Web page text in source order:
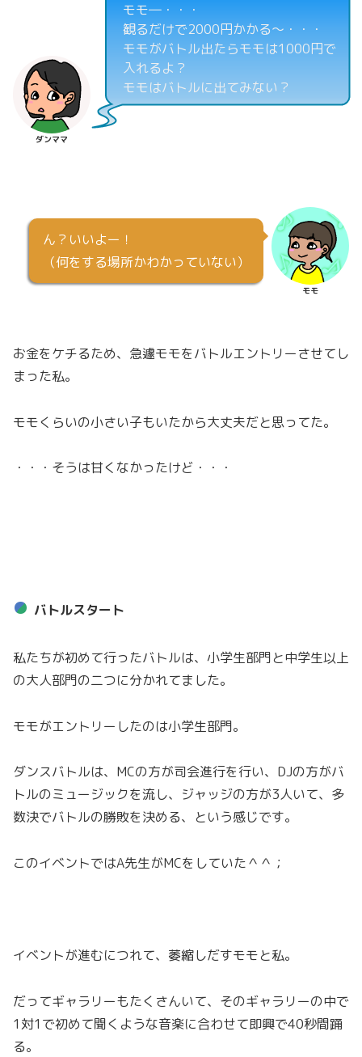
ダンママ
モモ―・・・
観るだけで2000円かかる～・・・
モモがバトル出たらモモは1000円で
入れるよ？
モモはバトルに出てみない？
ん？いいよー！
（何をする場所かわかっていない）
モモ
お金をケチるため、急遽モモをバトルエントリーさせてし
まった私。
モモくらいの小さい子もいたから大丈夫だと思ってた。
・・・そうは甘くなかったけど・・・
バトルスタート
私たちが初めて行ったバトルは、小学生部門と中学生以上
の大人部門の二つに分かれてました。
モモがエントリーしたのは小学生部門。
ダンスバトルは、MCの方が司会進行を行い、DJの方がバ
トルのミュージックを流し、ジャッジの方が3人いて、多
数決でバトルの勝敗を決める、という感じです。
このイベントではA先生がMCをしていた＾＾；
イベントが進むにつれて、萎縮しだすモモと私。
だってギャラリーもたくさんいて、そのギャラリーの中で
1対1で初めて聞くような音楽に合わせて即興で40秒間踊
る。